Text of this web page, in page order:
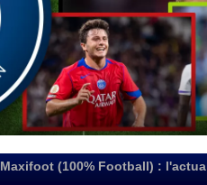
Maxifoot (100% Football) :